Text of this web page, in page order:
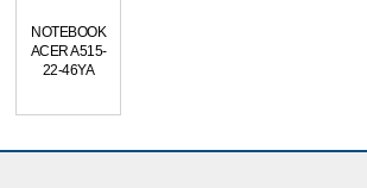
NOTEBOOK
ACER A515-
22-46YA